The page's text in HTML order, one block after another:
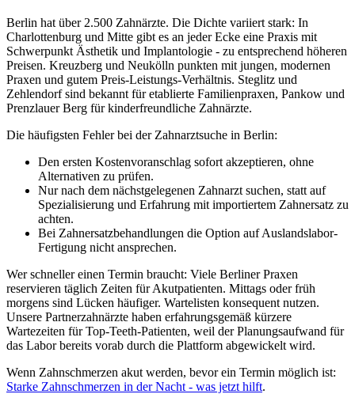
Berlin hat über 2.500 Zahnärzte. Die Dichte variiert stark: In
Charlottenburg und Mitte gibt es an jeder Ecke eine Praxis mit
Schwerpunkt Ästhetik und Implantologie - zu entsprechend höheren
Preisen. Kreuzberg und Neukölln punkten mit jungen, modernen
Praxen und gutem Preis-Leistungs-Verhältnis. Steglitz und
Zehlendorf sind bekannt für etablierte Familienpraxen, Pankow und
Prenzlauer Berg für kinderfreundliche Zahnärzte.
Die häufigsten Fehler bei der Zahnarztsuche in Berlin:
Den ersten Kostenvoranschlag sofort akzeptieren, ohne
Alternativen zu prüfen.
Nur nach dem nächstgelegenen Zahnarzt suchen, statt auf
Spezialisierung und Erfahrung mit importiertem Zahnersatz zu
achten.
Bei Zahnersatzbehandlungen die Option auf Auslandslabor-
Fertigung nicht ansprechen.
Wer schneller einen Termin braucht: Viele Berliner Praxen
reservieren täglich Zeiten für Akutpatienten. Mittags oder früh
morgens sind Lücken häufiger. Wartelisten konsequent nutzen.
Unsere Partnerzahnärzte haben erfahrungsgemäß kürzere
Wartezeiten für Top-Teeth-Patienten, weil der Planungsaufwand für
das Labor bereits vorab durch die Plattform abgewickelt wird.
Wenn Zahnschmerzen akut werden, bevor ein Termin möglich ist:
Starke Zahnschmerzen in der Nacht - was jetzt hilft.